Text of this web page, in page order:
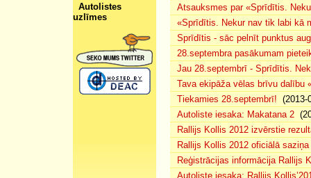
Autolistes
uzlīmes
Atsauksmes par «Sprīdītis.
«Sprīdītis. Nekur nav tik labi kā
Sprīdītis - sāc pelnīt punktus
28.septembra pasākumam
Jau 28.septembrī - Sprīdītis.
Tava ekipāža vēlas brīvu dalību
Tiekamies 28.septembrī! (2013-
Autoliste iesaka: Makatana 2
Rallijs Kollis 2012 izvērstie
Rallijs Kollis 2012 oficiālā saziņa
Reģistrācijas informācija Rallijs
Autoliste iesaka: Rallijs